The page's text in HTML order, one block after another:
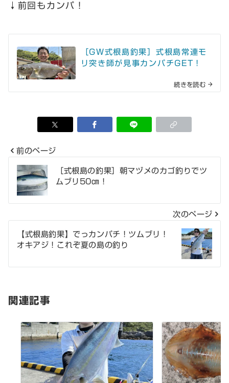
↓前回もカンパ！
［GW式根島釣果］式根島常連モ
リ突き師が見事カンパチGET！
続きを読む
投
稿
ナ
ゲ
ー
ョ
前のページ
［式根島の釣果］朝マヅメのカゴ釣りでツ
ムブリ50㎝！
次のページ
【式根島釣果】でっカンパチ！ツムブリ！
オキアジ！これぞ夏の島の釣り
関連記事